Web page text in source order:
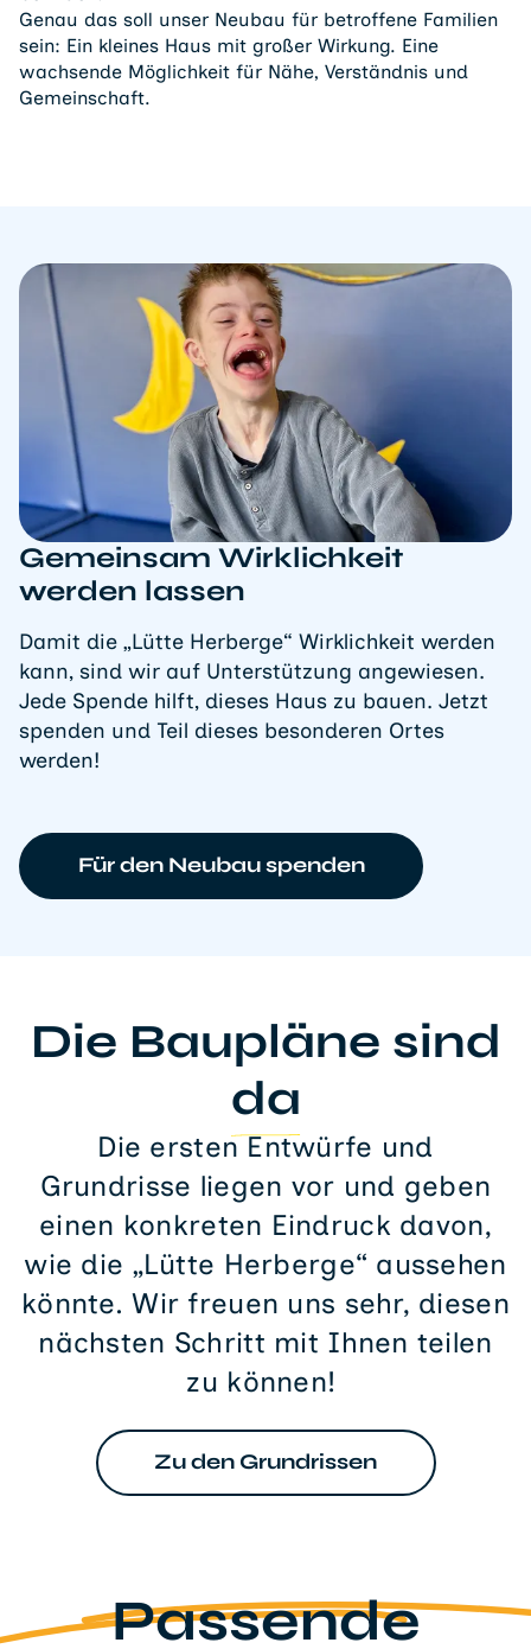
Genau das soll unser Neubau für betroffene Familien
sein: Ein kleines Haus mit großer Wirkung. Eine
wachsende Möglichkeit für Nähe, Verständnis und
Gemeinschaft.
Gemeinsam Wirklichkeit
werden lassen
Damit die „Lütte Herberge“ Wirklichkeit werden
kann, sind wir auf Unterstützung angewiesen.
Jede Spende hilft, dieses Haus zu bauen. Jetzt
spenden und Teil dieses besonderen Ortes
werden!
Für den Neubau spenden
Die Baupläne sind
da
Die ersten Entwürfe und
Grundrisse liegen vor und geben
einen konkreten Eindruck davon,
wie die „Lütte Herberge“ aussehen
könnte. Wir freuen uns sehr, diesen
nächsten Schritt mit Ihnen teilen
zu können!
Zu den Grundrissen
Passende